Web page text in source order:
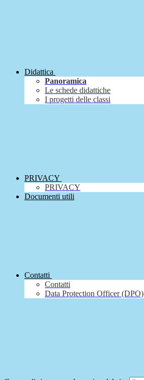
Didattica
Panoramica
Le schede didattiche
I progetti delle classi
PRIVACY
PRIVACY
Documenti utili
Contatti
Contatti
Data Protection Officer (DPO)